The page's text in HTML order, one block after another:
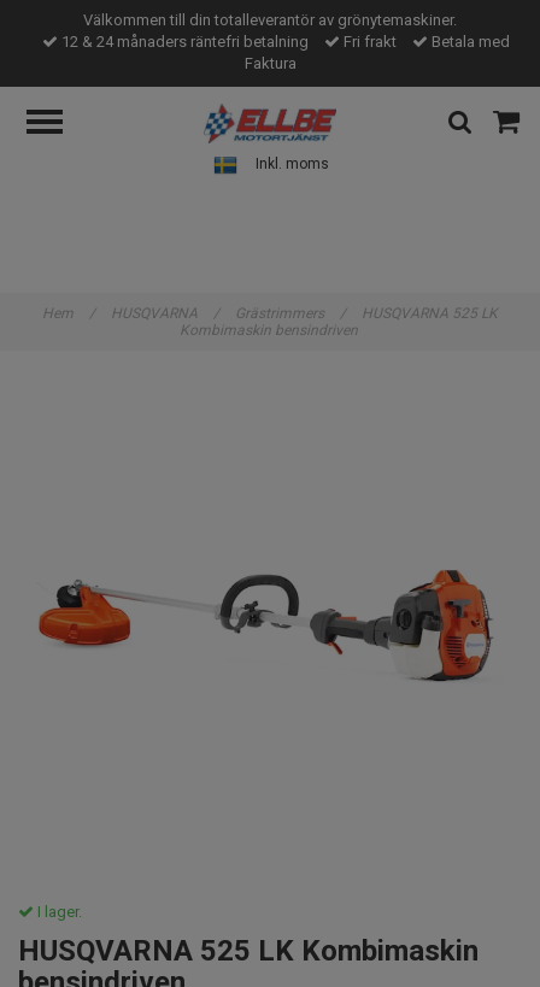
Välkommen till din totalleverantör av grönytemaskiner.
12 & 24 månaders räntefri betalning
Fri frakt
Betala med
Faktura
Inkl. moms
Hem / HUSQVARNA / Grästrimmers /
HUSQVARNA 525 LK
Kombimaskin bensindriven
I lager.
HUSQVARNA 525 LK Kombimaskin